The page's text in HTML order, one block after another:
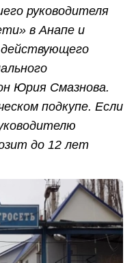
руководителя
в Анапе и
Юрия Смазнова.
подкупе. Если
до 12 лет